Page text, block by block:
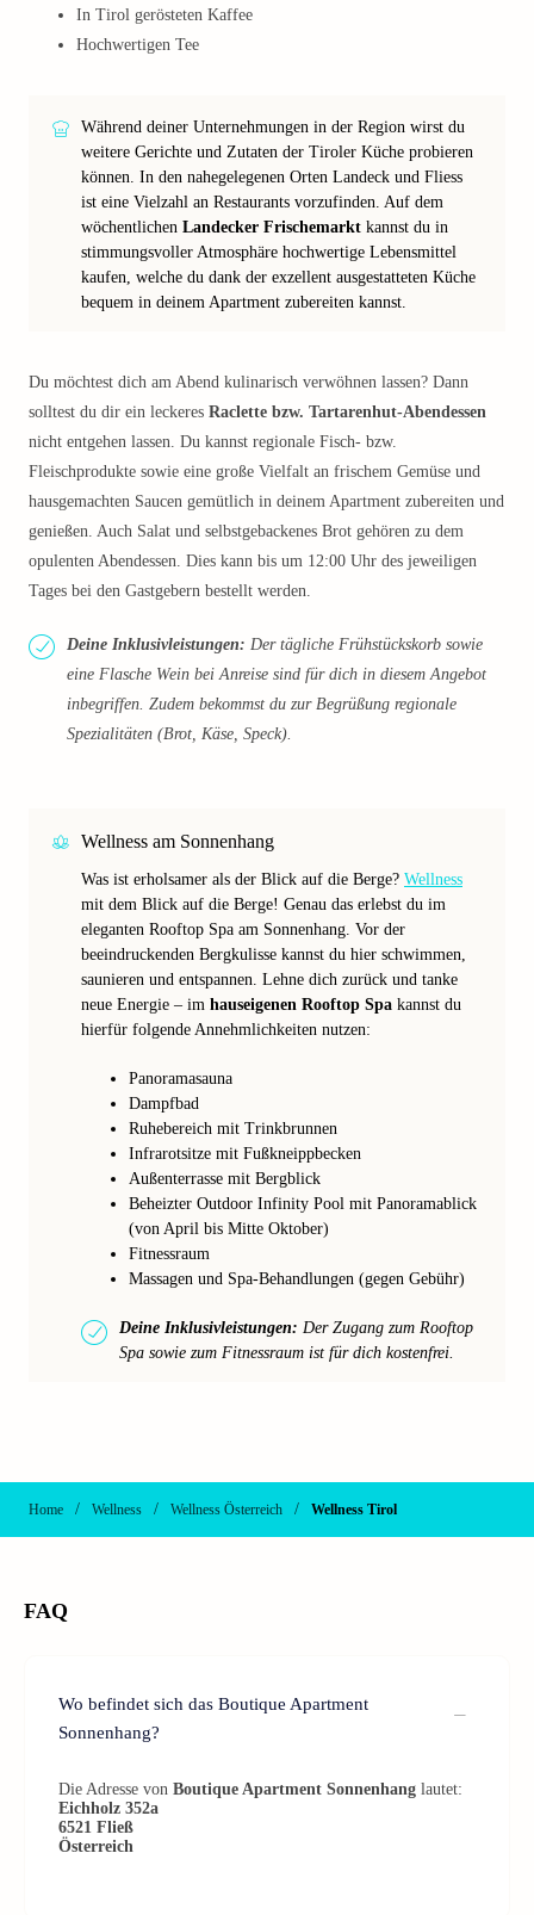
In Tirol gerösteten Kaffee
Hochwertigen Tee
Während deiner Unternehmungen in der Region wirst du
weitere Gerichte und Zutaten der Tiroler Küche probieren
können. In den nahegelegenen Orten Landeck und Fliess
ist eine Vielzahl an Restaurants vorzufinden. Auf dem
wöchentlichen Landecker Frischemarkt kannst du in
stimmungsvoller Atmosphäre hochwertige Lebensmittel
kaufen, welche du dank der exzellent ausgestatteten Küche
bequem in deinem Apartment zubereiten kannst.
Du möchtest dich am Abend kulinarisch verwöhnen lassen? Dann
solltest du dir ein leckeres Raclette bzw. Tartarenhut-Abendessen
nicht entgehen lassen. Du kannst regionale Fisch- bzw.
Fleischprodukte sowie eine große Vielfalt an frischem Gemüse und
hausgemachten Saucen gemütlich in deinem Apartment zubereiten und
genießen. Auch Salat und selbstgebackenes Brot gehören zu dem
opulenten Abendessen. Dies kann bis um 12:00 Uhr des jeweiligen
Tages bei den Gastgebern bestellt werden.
Deine Inklusivleistungen: Der tägliche Frühstückskorb sowie
eine Flasche Wein bei Anreise sind für dich in diesem Angebot
inbegriffen. Zudem bekommst du zur Begrüßung regionale
Spezialitäten (Brot, Käse, Speck).
Wellness am Sonnenhang
Was ist erholsamer als der Blick auf die Berge? Wellness
mit dem Blick auf die Berge! Genau das erlebst du im
eleganten Rooftop Spa am Sonnenhang. Vor der
beeindruckenden Bergkulisse kannst du hier schwimmen,
saunieren und entspannen. Lehne dich zurück und tanke
neue Energie – im hauseigenen Rooftop Spa kannst du
hierfür folgende Annehmlichkeiten nutzen:
Panoramasauna
Dampfbad
Ruhebereich mit Trinkbrunnen
Infrarotsitze mit Fußkneippbecken
Außenterrasse mit Bergblick
Beheizter Outdoor Infinity Pool mit Panoramablick
(von April bis Mitte Oktober)
Fitnessraum
Massagen und Spa-Behandlungen (gegen Gebühr)
Deine Inklusivleistungen: Der Zugang zum Rooftop
Spa sowie zum Fitnessraum ist für dich kostenfrei.
Home / Wellness / Wellness Österreich / Wellness Tirol
FAQ
Wo befindet sich das Boutique Apartment
Sonnenhang?
Die Adresse von Boutique Apartment Sonnenhang lautet:
Eichholz 352a
6521 Fließ
Österreich